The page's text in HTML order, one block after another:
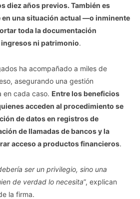
diez años previos. También es
una situación actual —o inminente
toda la documentación
ni patrimonio.
ha acompañado a miles de
asegurando una gestión
en cada caso. Entre los beneficios
acceden al procedimiento se
de datos en registros de
de llamadas de bancos y la
acceso a productos financieros.
ser un privilegio, sino una
de verdad lo necesita”, explican
la firma.